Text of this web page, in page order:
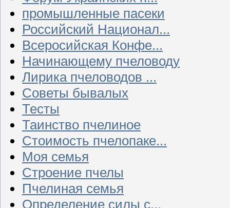
промышленные пасеки
Российский Национал...
Всеросийская Конфе...
Начинающему пчеловоду
Лирика пчеловодов ...
Советы бывалых
Тесты
Таинство пчелиное
Стоимость пчелопаке...
Моя семья
Строение пчелы
Пчелиная семья
Определение силы с...